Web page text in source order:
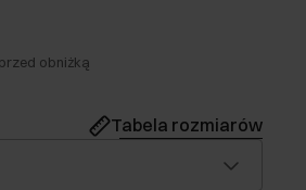
obniżką
Tabela rozmiarów